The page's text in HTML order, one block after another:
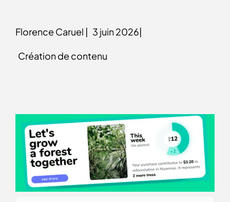
Florence Caruel | 3 juin 2026|
Création de contenu